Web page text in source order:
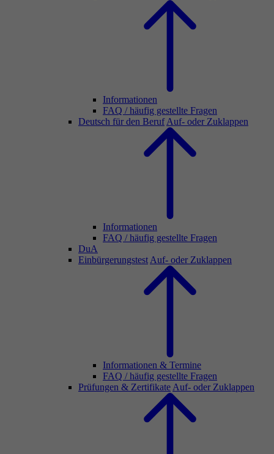
Informationen
FAQ / häufig gestellte Fragen
Deutsch für den Beruf Auf- oder Zuklappen
Informationen
FAQ / häufig gestellte Fragen
DuA
Einbürgerungstest Auf- oder Zuklappen
Informationen & Termine
FAQ / häufig gestellte Fragen
Prüfungen & Zertifikate Auf- oder Zuklappen